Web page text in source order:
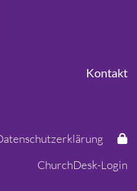
Kontakt
ChurchDesk-Login